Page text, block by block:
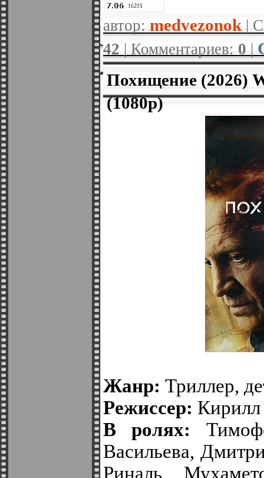
автор: medvezonok |
42| Комментариев:0|
Похищение (2026)
(1080p)
Жанр: Триллер,
Режиссер: Кирилл
В ролях:
Васильева,
Риналь